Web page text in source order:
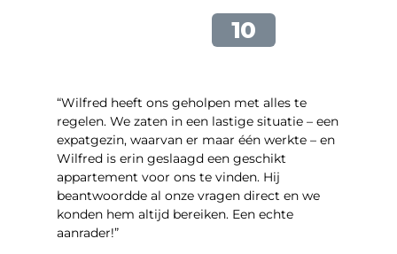
“Wilfred heeft ons geholpen met alles te
regelen. We zaten in een lastige situatie – een
expatgezin, waarvan er maar één werkte – en
Wilfred is erin geslaagd een geschikt
appartement voor ons te vinden. Hij
beantwoordde al onze vragen direct en we
konden hem altijd bereiken. Een echte
aanrader!”